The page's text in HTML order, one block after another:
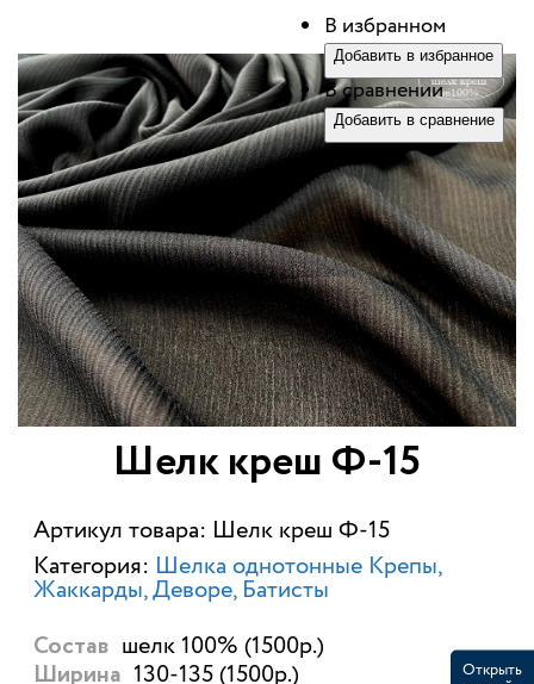
Шелк креш Ф-15
Артикул товара: Шелк креш Ф-15
Категория: Шелка однотонные Крепы,
Жаккарды, Деворе, Батисты
Состав шелк 100% (1500р.)
Ширина 130-135 (1500р.)
В избранном
Добавить в избранное
В сравнении
Добавить в сравнение
Открыть